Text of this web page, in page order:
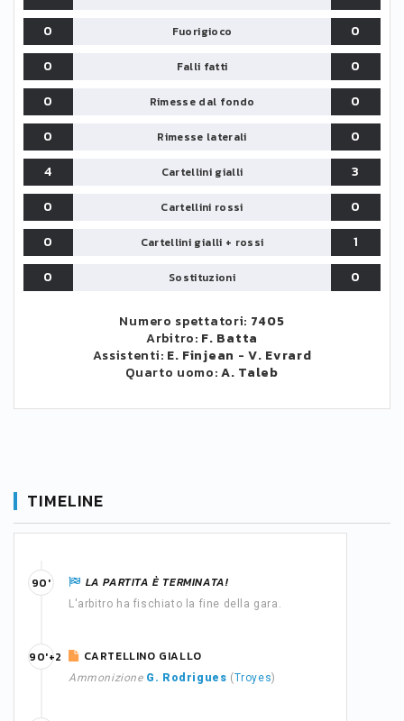
0
Fuorigioco
0
0
Falli fatti
0
0
Rimesse dal fondo
0
0
Rimesse laterali
0
4
Cartellini gialli
3
0
Cartellini rossi
0
0
Cartellini gialli + rossi
1
0
Sostituzioni 0
Numero spettatori: 7405
Arbitro: F. Batta
Assistenti: E. Finjean -V. Evrard
Quarto uomo:A. Taleb
TIMELINE
LA PARTITA È TERMINATA!
L'arbitro ha fischiato la fine della gara.
90'
CARTELLINO GIALLO
Ammonizione G. Rodrigues (Troyes)
90'+2